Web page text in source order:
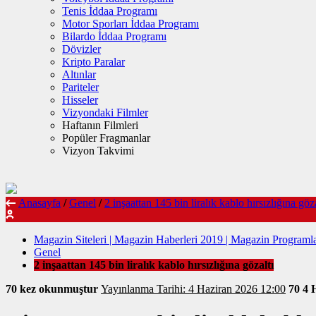
Tenis İddaa Programı
Motor Sporları İddaa Programı
Bilardo İddaa Programı
Dövizler
Kripto Paralar
Altınlar
Pariteler
Hisseler
Vizyondaki Filmler
Haftanın Filmleri
Popüler Fragmanlar
Vizyon Takvimi
Anasayfa / Genel / 2 inşaattan 145 bin liralık kablo hırsızlığına
Magazin Siteleri | Magazin Haberleri 2019 | Magazin
Genel
2 inşaattan 145 bin liralık kablo hırsızlığına gözaltı
70 kez okunmuştur
Yayınlanma Tarihi: 4 Haziran 2026 12:00 70 4